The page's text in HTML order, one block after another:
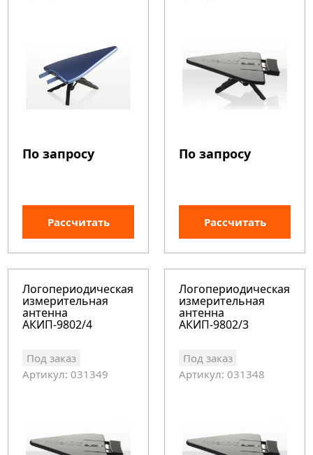
По запросу
Рассчитать
По запросу
Рассчитать
Логопериодическая
измерительная
антенна
АКИП-9802/4
Под заказ
Артикул: 031349
Логопериодическая
измерительная
антенна
АКИП-9802/3
Под заказ
Артикул: 031348